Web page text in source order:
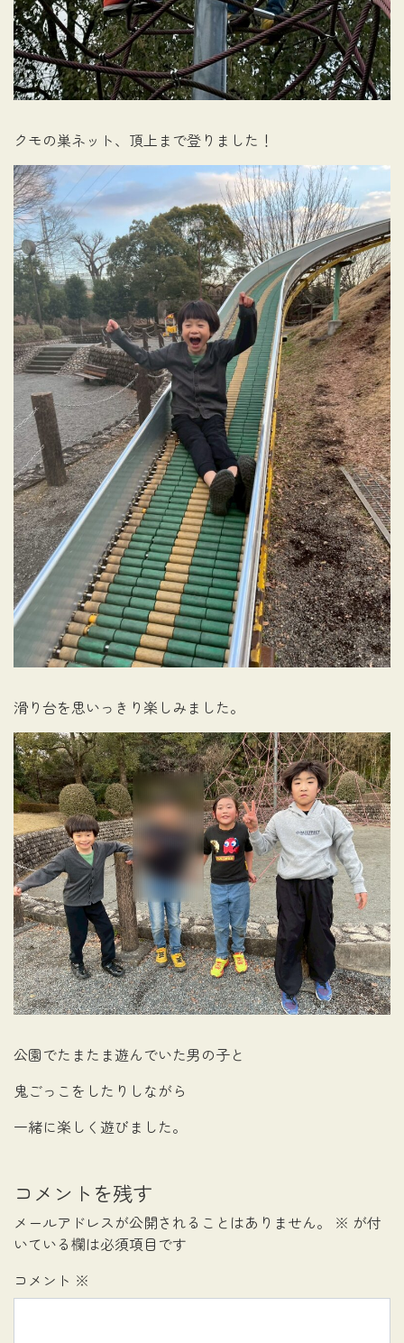
クモの巣ネット、頂上まで登りました！
滑り台を思いっきり楽しみました。
公園でたまたま遊んでいた男の子と
鬼ごっこをしたりしながら
一緒に楽しく遊びました。
コメントを残す
メールアドレスが公開されることはありません。 ※ が付
いている欄は必須項目です
コメント ※